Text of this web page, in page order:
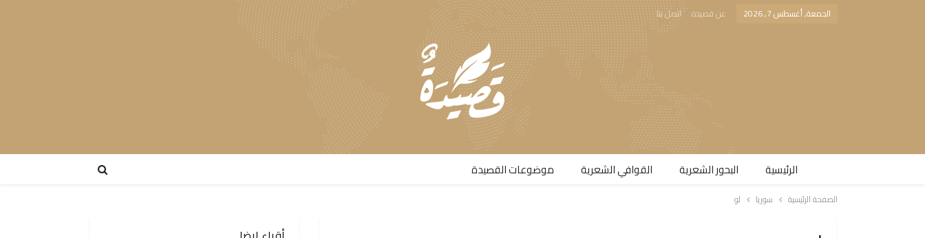
الجمعة, أغسطس 7, 2026 عن قصيدة اتصل بنا
الرئيسية البحور الشعرية​ القوافي الشعرية​ موضوعات القصيدة​
الصفحة الرئيسية سوريا لو